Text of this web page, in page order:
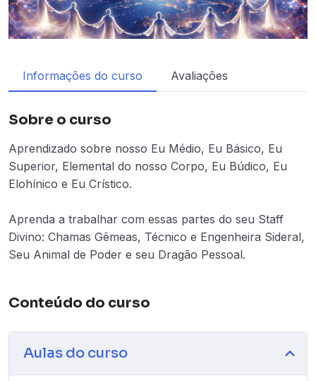
Informações do curso Avaliações
Sobre o curso
Aprendizado sobre nosso Eu Médio, Eu Básico, Eu
Superior, Elemental do nosso Corpo, Eu Búdico, Eu
Elohínico e Eu Crístico.
Aprenda a trabalhar com essas partes do seu Staff
Divino: Chamas Gêmeas, Técnico e Engenheira Sideral,
Seu Animal de Poder e seu Dragão Pessoal.
Conteúdo do curso
Aulas do curso